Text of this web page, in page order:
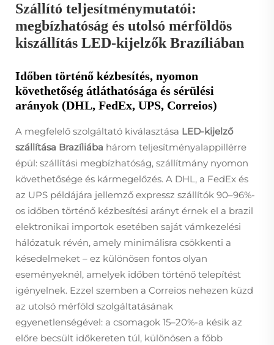
Szállító teljesítménymutatói:
megbízhatóság és utolsó mérföldös
kiszállítás LED-kijelzők Brazíliában
Időben történő kézbesítés, nyomon
követhetőség átláthatósága és sérülési
arányok (DHL, FedEx, UPS, Correios)
A megfelelő szolgáltató kiválasztása LED-kijelző
szállítása Brazíliába három teljesítményalappillérre
épül: szállítási megbízhatóság, szállítmány nyomon
követhetősége és kármegelőzés. A DHL, a FedEx és
az UPS példájára jellemző expressz szállítók 90–96%-
os időben történő kézbesítési arányt érnek el a brazil
elektronikai importok esetében saját vámkezelési
hálózatuk révén, amely minimálisra csökkenti a
késedelmeket – ez különösen fontos olyan
eseményeknél, amelyek időben történő telepítést
igényelnek. Ezzel szemben a Correios nehezen küzd
az utolsó mérföld szolgáltatásának
egyenetlenségével: a csomagok 15–20%-a késik az
előre becsült időkereten túl, különösen a főbb